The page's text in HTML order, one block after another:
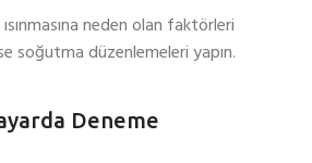
ısınmasına neden olan faktörleri
soğutma düzenlemeleri yapın.
Deneme